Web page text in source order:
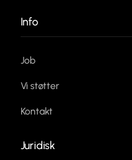
Info
Job
Vi støtter
Kontakt
Juridisk